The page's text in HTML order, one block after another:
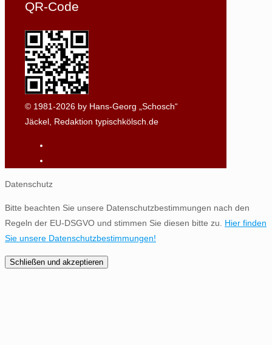
QR-Code
© 1981-2026 by Hans-Georg „Schosch“
Jäckel, Redaktion typischkölsch.de
Datenschutz
Bitte beachten Sie unsere Datenschutzbestimmungen nach den
Regeln der EU-DSGVO und stimmen Sie diesen bitte zu. Hier finden
Sie unsere Datenschutzbestimmungen!
Schließen und akzeptieren